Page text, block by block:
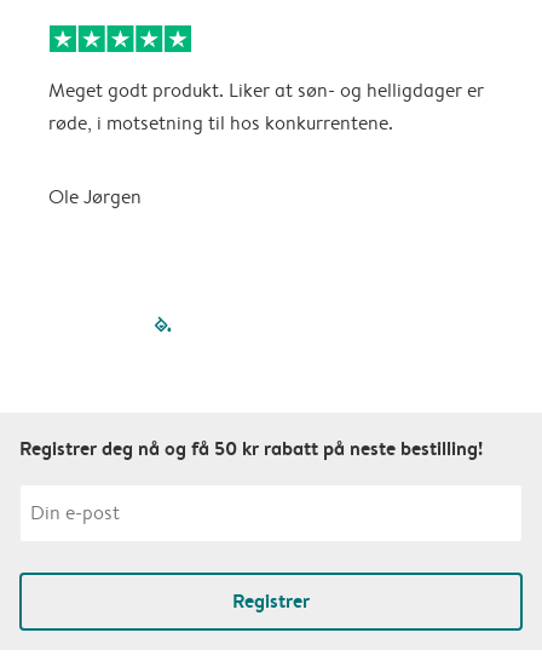
Meget godt produkt. Liker at søn- og helligdager er
røde, i motsetning til hos konkurrentene.
Ole Jørgen
filled-pagination
Registrer deg nå og få 50 kr rabatt på neste bestilling!
Registrer